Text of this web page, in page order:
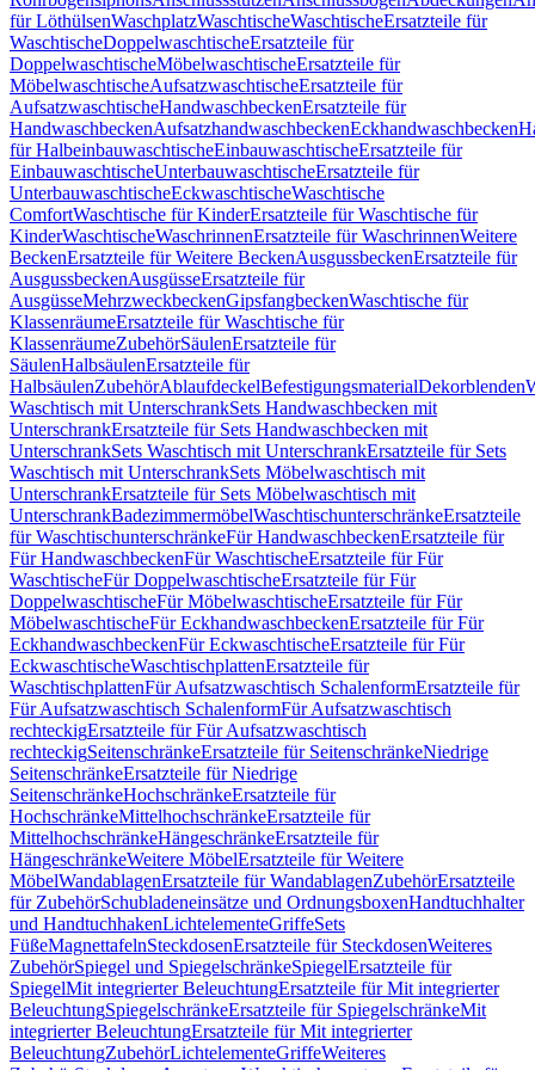
für LöthülsenWaschplatzWaschtischeWaschtischeErsatzteile für
WaschtischeDoppelwaschtischeErsatzteile für
DoppelwaschtischeMöbelwaschtischeErsatzteile für
MöbelwaschtischeAufsatzwaschtischeErsatzteile für
AufsatzwaschtischeHandwaschbeckenErsatzteile für
HandwaschbeckenAufsatzhandwaschbeckenEckhandwaschbecken
für HalbeinbauwaschtischeEinbauwaschtischeErsatzteile für
EinbauwaschtischeUnterbauwaschtischeErsatzteile für
UnterbauwaschtischeEckwaschtischeWaschtische
ComfortWaschtische für KinderErsatzteile für Waschtische für
KinderWaschtischeWaschrinnenErsatzteile für WaschrinnenWeitere
BeckenErsatzteile für Weitere BeckenAusgussbeckenErsatzteile für
AusgussbeckenAusgüsseErsatzteile für
AusgüsseMehrzweckbeckenGipsfangbeckenWaschtische für
KlassenräumeErsatzteile für Waschtische für
KlassenräumeZubehörSäulenErsatzteile für
SäulenHalbsäulenErsatzteile für
HalbsäulenZubehörAblaufdeckelBefestigungsmaterialDekorblenden
Waschtisch mit UnterschrankSets Handwaschbecken mit
UnterschrankErsatzteile für Sets Handwaschbecken mit
UnterschrankSets Waschtisch mit UnterschrankErsatzteile für Sets
Waschtisch mit UnterschrankSets Möbelwaschtisch mit
UnterschrankErsatzteile für Sets Möbelwaschtisch mit
UnterschrankBadezimmermöbelWaschtischunterschränkeErsatzteile
für WaschtischunterschränkeFür HandwaschbeckenErsatzteile für
Für HandwaschbeckenFür WaschtischeErsatzteile für Für
WaschtischeFür DoppelwaschtischeErsatzteile für Für
DoppelwaschtischeFür MöbelwaschtischeErsatzteile für Für
MöbelwaschtischeFür EckhandwaschbeckenErsatzteile für Für
EckhandwaschbeckenFür EckwaschtischeErsatzteile für Für
EckwaschtischeWaschtischplattenErsatzteile für
WaschtischplattenFür Aufsatzwaschtisch SchalenformErsatzteile für
Für Aufsatzwaschtisch SchalenformFür Aufsatzwaschtisch
rechteckigErsatzteile für Für Aufsatzwaschtisch
rechteckigSeitenschränkeErsatzteile für SeitenschränkeNiedrige
SeitenschränkeErsatzteile für Niedrige
SeitenschränkeHochschränkeErsatzteile für
HochschränkeMittelhochschränkeErsatzteile für
MittelhochschränkeHängeschränkeErsatzteile für
HängeschränkeWeitere MöbelErsatzteile für Weitere
MöbelWandablagenErsatzteile für WandablagenZubehörErsatzteile
für ZubehörSchubladeneinsätze und OrdnungsboxenHandtuchhalter
und HandtuchhakenLichtelementeGriffeSets
FüßeMagnettafelnSteckdosenErsatzteile für SteckdosenWeiteres
ZubehörSpiegel und SpiegelschränkeSpiegelErsatzteile für
SpiegelMit integrierter BeleuchtungErsatzteile für Mit integrierter
BeleuchtungSpiegelschränkeErsatzteile für SpiegelschränkeMit
integrierter BeleuchtungErsatzteile für Mit integrierter
BeleuchtungZubehörLichtelementeGriffeWeiteres